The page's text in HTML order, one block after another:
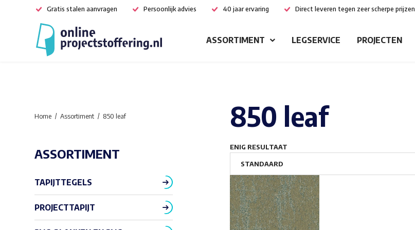
Gratis stalen aanvragen Persoonlijk advies 40 jaar ervaring Direct leveren tegen zeer scherpe prijzen
ASSORTIMENT LEGSERVICE PROJECTEN
850 leaf
ENIG RESULTAAT
Home Assortiment 850 leaf
ASSORTIMENT
TAPIJTTEGELS
PROJECTTAPIJT